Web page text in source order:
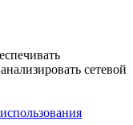
сетевой